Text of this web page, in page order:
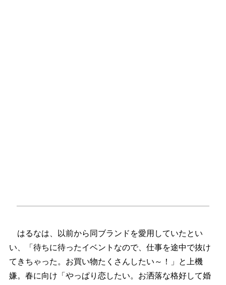
はるなは、以前から同ブランドを愛用していたとい
い、「待ちに待ったイベントなので、仕事を途中で抜け
てきちゃった。お買い物たくさんしたい～！」と上機
嫌。春に向け「やっぱり恋したい。お洒落な格好して婚